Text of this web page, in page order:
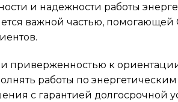
и надежности работы
важной частью, помогающей
к
работы по энергетическим
с гарантией долгосрочной